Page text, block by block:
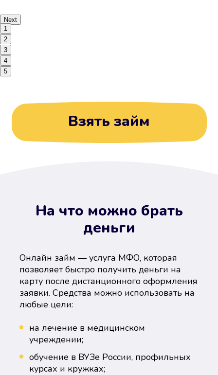
Next
1
2
3
4
5
Взять займ
На что можно брать
деньги
Онлайн займ — услуга МФО, которая
позволяет быстро получить деньги на
карту после дистанционного оформления
заявки. Средства можно использовать на
любые цели:
на лечение в медицинском
учреждении;
обучение в ВУЗе России, профильных
курсах и кружках;